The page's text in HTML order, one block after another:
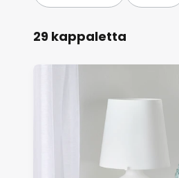
29 kappaletta